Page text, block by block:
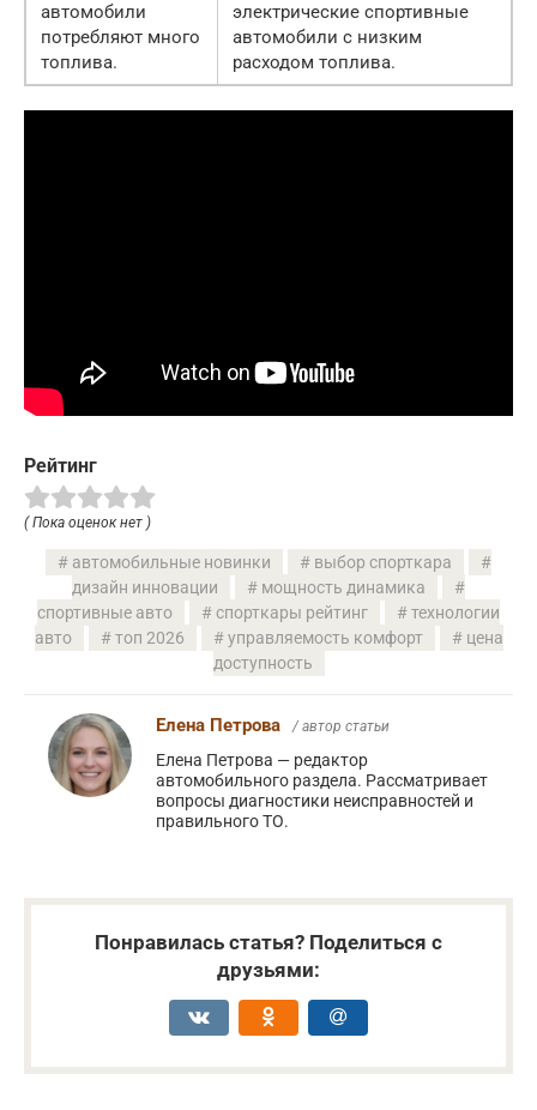
автомобили
потребляют много
топлива.
электрические спортивные
автомобили с низким
расходом топлива.
Рейтинг
( Пока оценок нет )
автомобильные новинки
выбор спорткара
дизайн инновации
мощность динамика
спортивные авто
спорткары рейтинг
технологии
авто
топ 2026 управляемость комфорт
цена
доступность
Елена Петрова / автор статьи
Елена Петрова — редактор
автомобильного раздела. Рассматривает
вопросы диагностики неисправностей и
правильного ТО.
Понравилась статья? Поделиться с
друзьями: